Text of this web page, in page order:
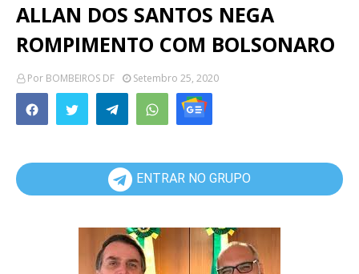
ALLAN DOS SANTOS NEGA
ROMPIMENTO COM BOLSONARO
Por BOMBEIROS DF Setembro 25, 2020
ENTRAR NO GRUPO